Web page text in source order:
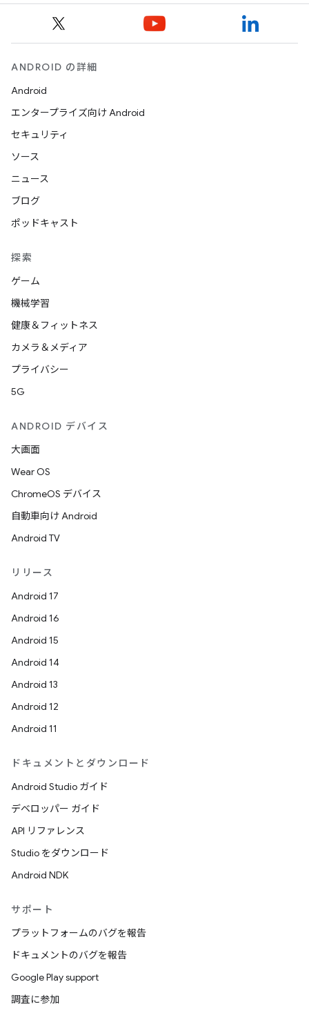
ANDROID の詳細
Android
エンタープライズ向け Android
セキュリティ
ソース
ニュース
ブログ
ポッドキャスト
探索
ゲーム
機械学習
健康＆フィットネス
カメラ＆メディア
プライバシー
5G
ANDROID デバイス
大画面
Wear OS
ChromeOS デバイス
自動車向け Android
Android TV
リリース
Android 17
Android 16
Android 15
Android 14
Android 13
Android 12
Android 11
ドキュメントとダウンロード
Android Studio ガイド
デベロッパー ガイド
API リファレンス
Studio をダウンロード
Android NDK
サポート
プラットフォームのバグを報告
ドキュメントのバグを報告
Google Play support
調査に参加